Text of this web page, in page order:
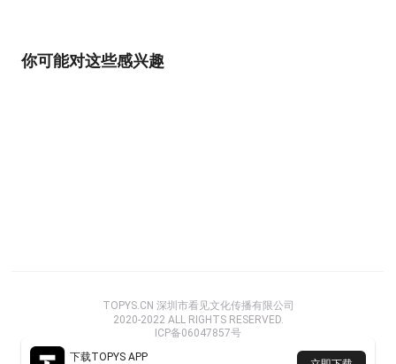
你可能对这些感兴趣
下载TOPYS APP
TOPYS.CN 深圳市看见文化传播有限公司
2020-2022 ALL RIGHTS RESERVED.
ICP备06047857号